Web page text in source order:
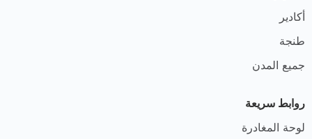
أكادير
طنجة
جميع المدن
روابط سريعة
لوحة المغادرة